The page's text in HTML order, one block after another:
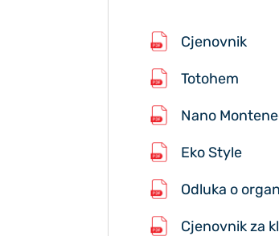
Cjenovnik
Totohem
Nano
Eko Style
Odluka o
Cjenovnik za